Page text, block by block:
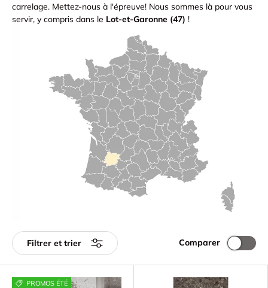
carrelage. Mettez-nous à l'épreuve! Nous sommes là pour vous
servir, y compris dans le Lot-et-Garonne (47) !
Filtrer et trier Comparer
PROMOS ÉTÉ